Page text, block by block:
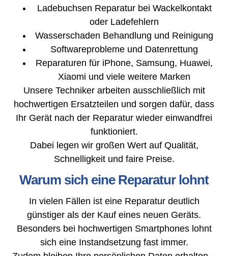
Ladebuchsen Reparatur bei Wackelkontakt
oder Ladefehlern
Wasserschaden Behandlung und Reinigung
Softwareprobleme und Datenrettung
Reparaturen für iPhone, Samsung, Huawei,
Xiaomi und viele weitere Marken
Unsere Techniker arbeiten ausschließlich mit
hochwertigen Ersatzteilen und sorgen dafür, dass
Ihr Gerät nach der Reparatur wieder einwandfrei
funktioniert.
Dabei legen wir großen Wert auf Qualität,
Schnelligkeit und faire Preise.
Warum sich eine Reparatur lohnt
In vielen Fällen ist eine Reparatur deutlich
günstiger als der Kauf eines neuen Geräts.
Besonders bei hochwertigen Smartphones lohnt
sich eine Instandsetzung fast immer.